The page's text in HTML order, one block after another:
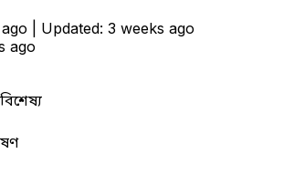
| Updated: 3 weeks ago
ago